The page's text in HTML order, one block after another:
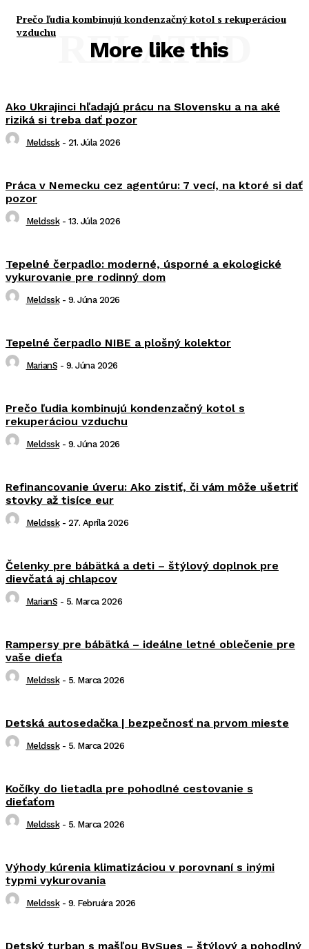
Prečo ľudia kombinujú kondenzačný kotol s rekuperáciou
vzduchu
More like this
RELATED
Ako Ukrajinci hľadajú prácu na Slovensku a na aké
riziká si treba dať pozor
Meldssk - 21. Júla 2026
Práca v Nemecku cez agentúru: 7 vecí, na ktoré si dať
pozor
Meldssk - 13. Júla 2026
Tepelné čerpadlo: moderné, úsporné a ekologické
vykurovanie pre rodinný dom
Meldssk - 9. Júna 2026
Tepelné čerpadlo NIBE a plošný kolektor
MarianS - 9. Júna 2026
Prečo ľudia kombinujú kondenzačný kotol s
rekuperáciou vzduchu
Meldssk - 9. Júna 2026
Refinancovanie úveru: Ako zistiť, či vám môže ušetriť
stovky až tisíce eur
Meldssk - 27. Apríla 2026
Čelenky pre bábätká a deti – štýlový doplnok pre
dievčatá aj chlapcov
MarianS - 5. Marca 2026
Rampersy pre bábätká – ideálne letné oblečenie pre
vaše dieťa
Meldssk - 5. Marca 2026
Detská autosedačka | bezpečnosť na prvom mieste
Meldssk - 5. Marca 2026
Kočíky do lietadla pre pohodlné cestovanie s
dieťaťom
Meldssk - 5. Marca 2026
Výhody kúrenia klimatizáciou v porovnaní s inými
typmi vykurovania
Meldssk - 9. Februára 2026
Detský turban s mašľou BySues – štýlový a pohodlný